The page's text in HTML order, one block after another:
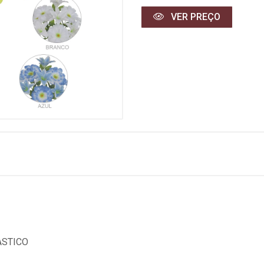
VER PREÇO